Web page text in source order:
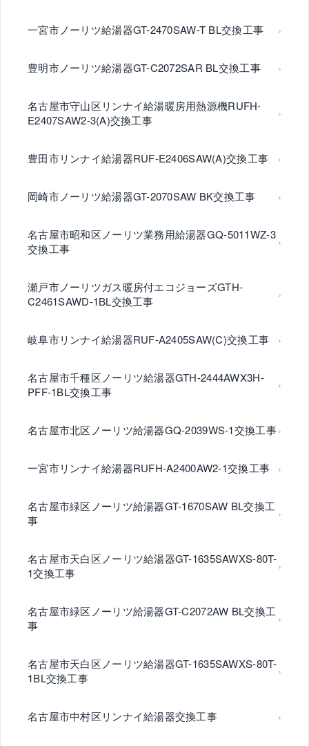
一宮市ノーリツ給湯器GT-2470SAW-T BL交換工事
豊明市ノーリツ給湯器GT-C2072SAR BL交換工事
名古屋市守山区リンナイ給湯暖房用熱源機RUFH-
E2407SAW2-3(A)交換工事
豊田市リンナイ給湯器RUF-E2406SAW(A)交換工事
岡崎市ノーリツ給湯器GT-2070SAW BK交換工事
名古屋市昭和区ノーリツ業務用給湯器GQ-5011WZ-3
交換工事
瀬戸市ノーリツガス暖房付エコジョーズGTH-
C2461SAWD-1BL交換工事
岐阜市リンナイ給湯器RUF-A2405SAW(C)交換工事
名古屋市千種区ノーリツ給湯器GTH-2444AWX3H-
PFF-1BL交換工事
名古屋市北区ノーリツ給湯器GQ-2039WS-1交換工事
一宮市リンナイ給湯器RUFH-A2400AW2-1交換工事
名古屋市緑区ノーリツ給湯器GT-1670SAW BL交換工
事
名古屋市天白区ノーリツ給湯器GT-1635SAWXS-80T-
1交換工事
名古屋市緑区ノーリツ給湯器GT-C2072AW BL交換工
事
名古屋市天白区ノーリツ給湯器GT-1635SAWXS-80T-
1BL交換工事
名古屋市中村区リンナイ給湯器交換工事